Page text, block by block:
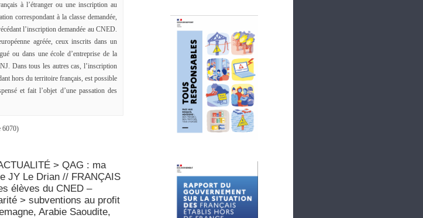
à l’étranger ou une inscription au
correspondant à la classe demandée,
l’inscription demandée au CNED.
agréée, ceux inscrits dans un
ou dans une école d’entreprise de la
Dans tous les autres cas, l’inscription
hors du territoire français, est possible
et fait l’objet d’une passation des
6070)
> QAG : ma
JY Le Drian // FRANÇAIS
élèves du CNED –
> subventions au profit
Arabie Saoudite,